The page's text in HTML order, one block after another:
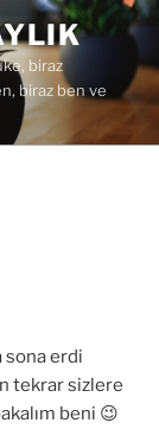
biraz
biraz ben ve
sona erdi
tekrar sizlere
beni 😉